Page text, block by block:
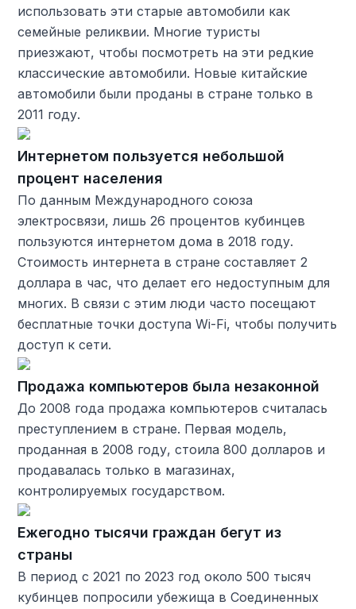
использовать эти старые автомобили как
семейные реликвии. Многие туристы
приезжают, чтобы посмотреть на эти редкие
классические автомобили. Новые китайские
автомобили были проданы в стране только в
2011 году.
Интернетом пользуется небольшой
процент населения
По данным Международного союза
электросвязи, лишь 26 процентов кубинцев
пользуются интернетом дома в 2018 году.
Стоимость интернета в стране составляет 2
доллара в час, что делает его недоступным для
многих. В связи с этим люди часто посещают
бесплатные точки доступа Wi-Fi, чтобы получить
доступ к сети.
Продажа компьютеров была незаконной
До 2008 года продажа компьютеров считалась
преступлением в стране. Первая модель,
проданная в 2008 году, стоила 800 долларов и
продавалась только в магазинах,
контролируемых государством.
Ежегодно тысячи граждан бегут из
страны
В период с 2021 по 2023 год около 500 тысяч
кубинцев попросили убежища в Соединенных